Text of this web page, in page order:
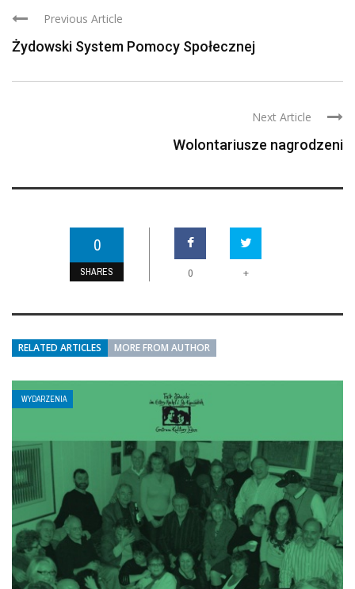
Previous Article
Żydowski System Pomocy Społecznej
Next Article
Wolontariusze nagrodzeni
0
SHARES 0 +
RELATED ARTICLES MORE FROM AUTHOR
WYDARZENIA